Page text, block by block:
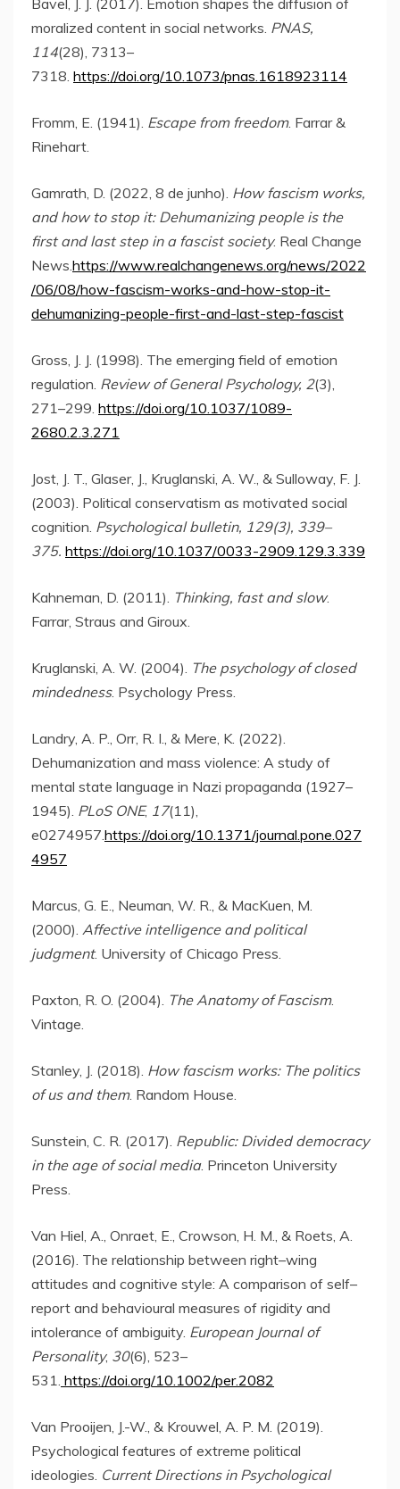
Bavel, J. J. (2017). Emotion shapes the diffusion of
moralized content in social networks. PNAS,
114(28), 7313–
7318. https://doi.org/10.1073/pnas.1618923114
Fromm, E. (1941). Escape from freedom. Farrar &
Rinehart.
Gamrath, D. (2022, 8 de junho). How fascism works,
and how to stop it: Dehumanizing people is the
first and last step in a fascist society. Real Change
News.https://www.realchangenews.org/news/2022
/06/08/how-fascism-works-and-how-stop-it-
dehumanizing-people-first-and-last-step-fascist
Gross, J. J. (1998). The emerging field of emotion
regulation. Review of General Psychology, 2(3),
271–299. https://doi.org/10.1037/1089-
2680.2.3.271
Jost, J. T., Glaser, J., Kruglanski, A. W., & Sulloway, F. J.
(2003). Political conservatism as motivated social
cognition. Psychological bulletin, 129(3), 339–
375. https://doi.org/10.1037/0033-2909.129.3.339
Kahneman, D. (2011). Thinking, fast and slow.
Farrar, Straus and Giroux.
Kruglanski, A. W. (2004). The psychology of closed
mindedness. Psychology Press.
Landry, A. P., Orr, R. I., & Mere, K. (2022).
Dehumanization and mass violence: A study of
mental state language in Nazi propaganda (1927–
1945). PLoS ONE, 17(11),
e0274957.https://doi.org/10.1371/journal.pone.027
4957
Marcus, G. E., Neuman, W. R., & MacKuen, M.
(2000). Affective intelligence and political
judgment. University of Chicago Press.
Paxton, R. O. (2004). The Anatomy of Fascism.
Vintage.
Stanley, J. (2018). How fascism works: The politics
of us and them. Random House.
Sunstein, C. R. (2017). Republic: Divided democracy
in the age of social media. Princeton University
Press.
Van Hiel, A., Onraet, E., Crowson, H. M., & Roets, A.
(2016). The relationship between right–wing
attitudes and cognitive style: A comparison of self–
report and behavioural measures of rigidity and
intolerance of ambiguity. European Journal of
Personality, 30(6), 523–
531. https://doi.org/10.1002/per.2082
Van Prooijen, J.-W., & Krouwel, A. P. M. (2019).
Psychological features of extreme political
ideologies. Current Directions in Psychological